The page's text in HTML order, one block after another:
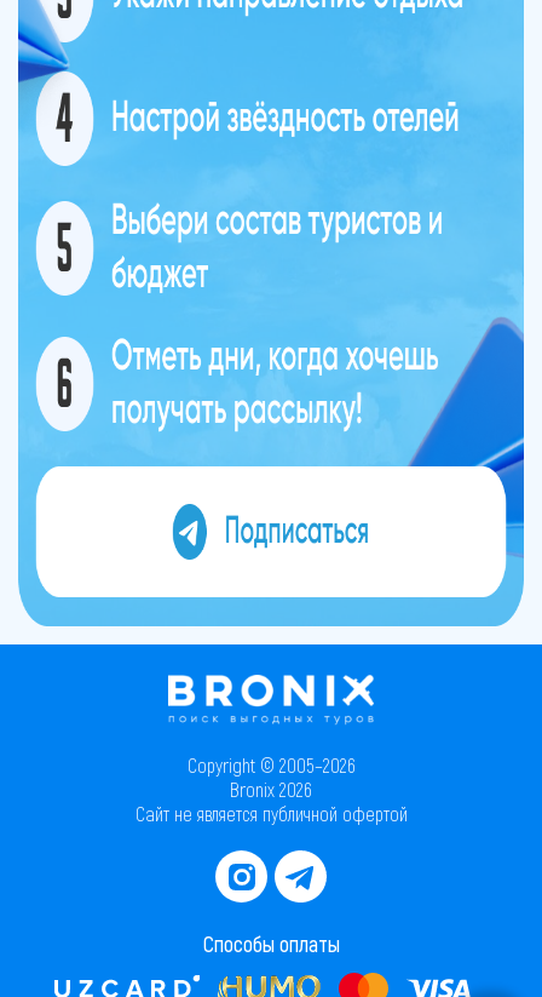
Copyright © 2005–2026
Bronix 2026
Сайт не является публичной офертой
Способы оплаты